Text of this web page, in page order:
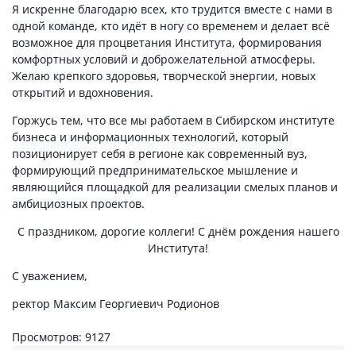
Я искренне благодарю всех, кто трудится вместе с нами в
одной команде, кто идёт в ногу со временем и делает всё
возможное для процветания Института, формирования
комфортных условий и доброжелательной атмосферы.
Желаю крепкого здоровья, творческой энергии, новых
открытий и вдохновения.
Горжусь тем, что все мы работаем в Сибирском институте
бизнеса и информационных технологий, который
позиционирует себя в регионе как современный вуз,
формирующий предпринимательское мышление и
являющийся площадкой для реализации смелых планов и
амбициозных проектов.
С праздником, дорогие коллеги! С днём рождения нашего
Института!
С уважением,
ректор Максим Георгиевич Родионов
Просмотров: 9127